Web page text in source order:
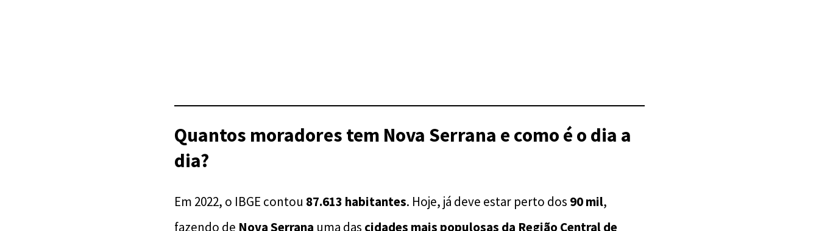
Quantos moradores tem Nova Serrana e como é o dia a
dia?
Em 2022, o IBGE contou 87.613 habitantes. Hoje, já deve estar perto dos 90 mil,
fazendo de Nova Serrana uma das cidades mais populosas da Região Central de